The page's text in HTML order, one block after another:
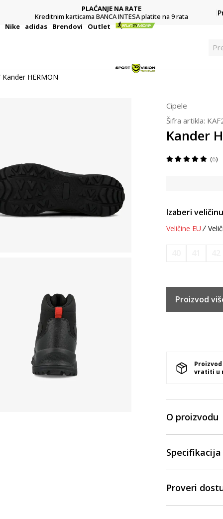
PLAĆANJE NA RATE
Kreditnim karticama BANCA INTESA platite na 9 rata
Nike adidas Brendovi Outlet
Kander HERMON
Cipele
Šifra artikla:
Kander
6
Izaberi
Veličine EU
Proizvod
vratiti u
O proizvodu
Specifikacija
Proveri